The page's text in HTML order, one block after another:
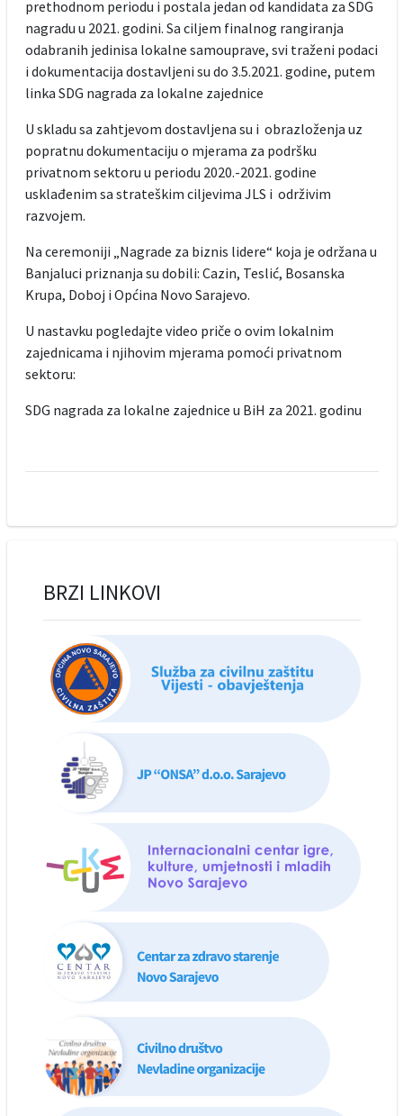
prethodnom periodu i postala jedan od kandidata za SDG
nagradu u 2021. godini. Sa ciljem finalnog rangiranja
odabranih jedinisa lokalne samouprave, svi traženi podaci
i dokumentacija dostavljeni su do 3.5.2021. godine, putem
linka SDG nagrada za lokalne zajednice
U skladu sa zahtjevom dostavljena su i obrazloženja uz
popratnu dokumentaciju o mjerama za podršku
privatnom sektoru u periodu 2020.-2021. godine
usklađenim sa strateškim ciljevima JLS i održivim
razvojem.
Na ceremoniji „Nagrade za biznis lidere“ koja je održana u
Banjaluci priznanja su dobili: Cazin, Teslić, Bosanska
Krupa, Doboj i Općina Novo Sarajevo.
U nastavku pogledajte video priče o ovim lokalnim
zajednicama i njihovim mjerama pomoći privatnom
sektoru:
SDG nagrada za lokalne zajednice u BiH za 2021. godinu
BRZI LINKOVI